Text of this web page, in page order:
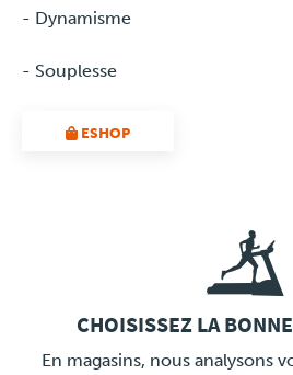
- Dynamisme
- Souplesse
ESHOP
LINK
CHOISISSEZ LA
En magasins, nous analysons